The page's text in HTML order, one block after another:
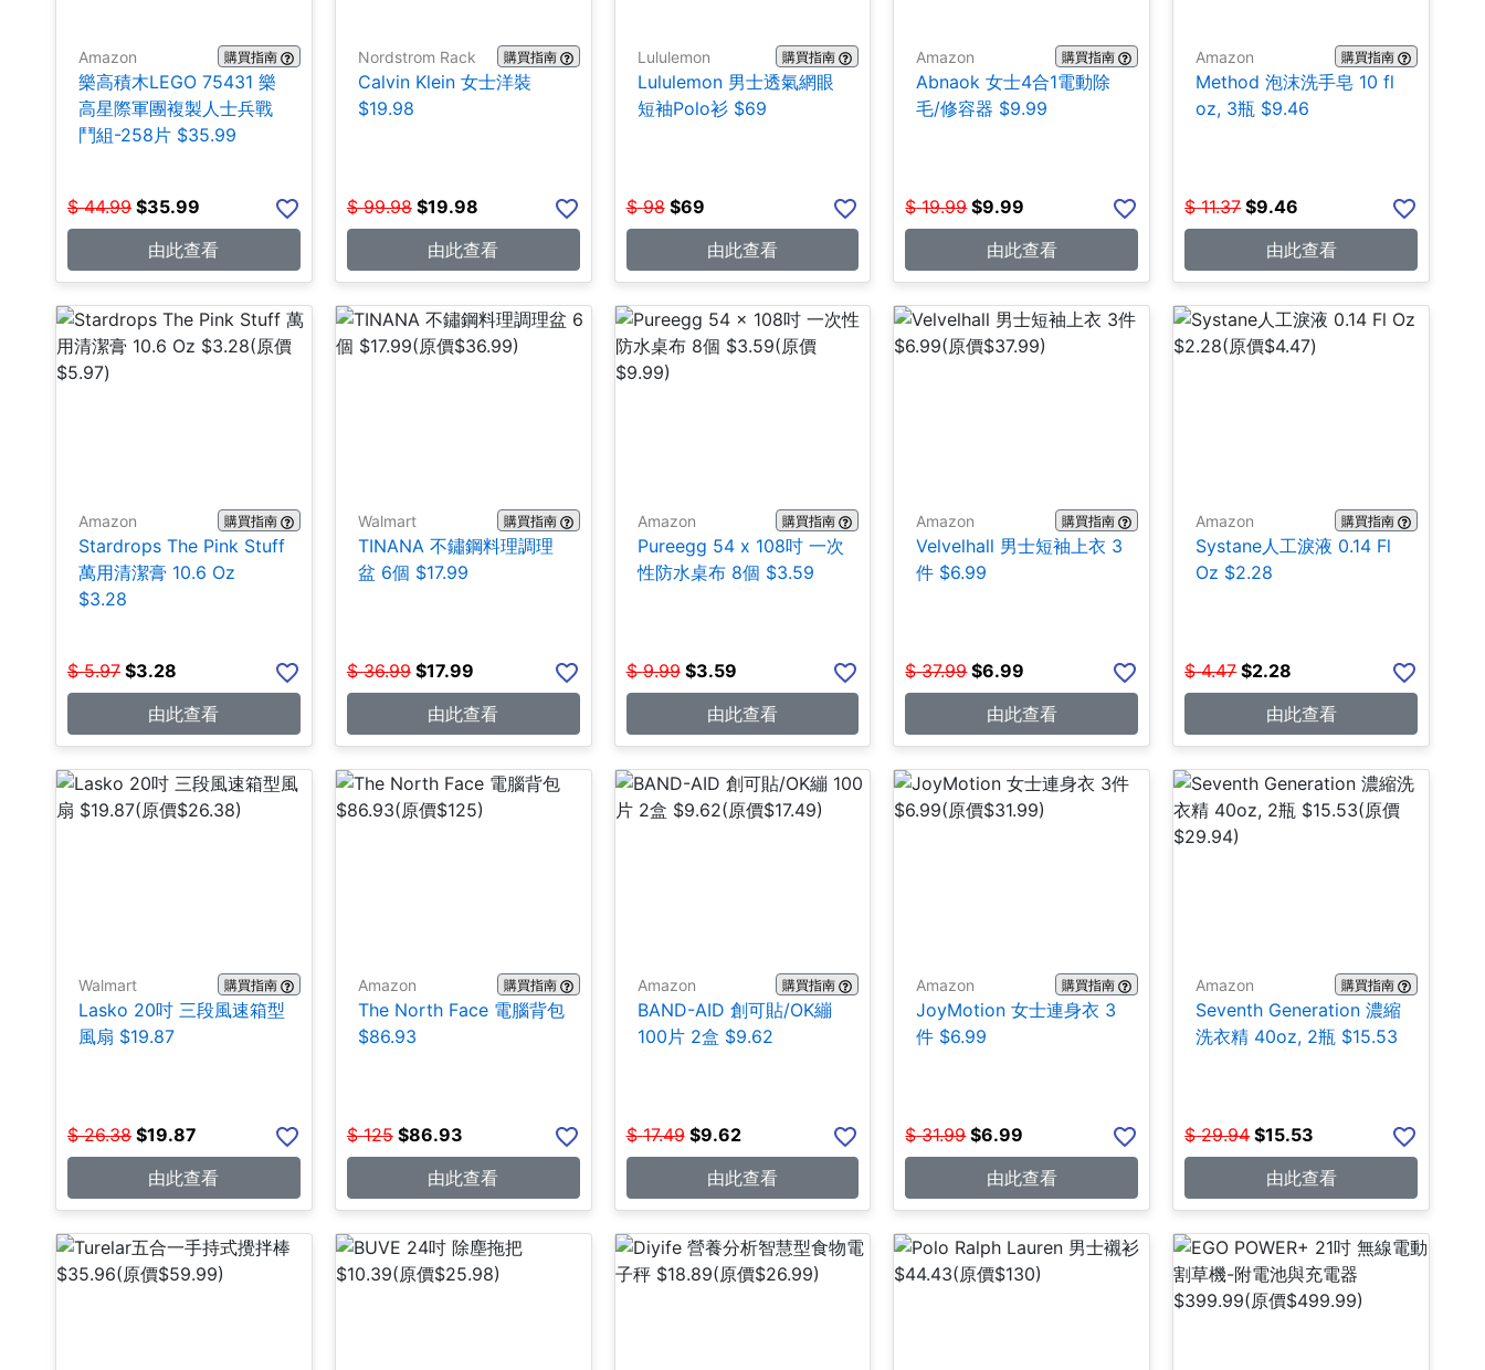
Amazon 購買指南
樂高積木LEGO 75431 樂
高星際軍團複製人士兵戰
鬥組-258片 $35.99
$ 44.99 $35.99
由此查看
Nordstrom Rack 購買指南
Calvin Klein 女士洋裝
$19.98
$ 99.98 $19.98
由此查看
Lululemon 購買指南
Lululemon 男士透氣網眼
短袖Polo衫 $69
$ 98 $69
由此查看
Amazon 購買指南
Abnaok 女士4合1電動除
毛/修容器 $9.99
$ 19.99 $9.99
由此查看
Amazon 購買指南
Method 泡沫洗手皂 10 fl
oz, 3瓶 $9.46
$ 11.37 $9.46
由此查看
Amazon 購買指南
Stardrops The Pink Stuff
萬用清潔膏 10.6 Oz
$3.28
$ 5.97 $3.28
由此查看
Walmart 購買指南
TINANA 不鏽鋼料理調理
盆 6個 $17.99
$ 36.99 $17.99
由此查看
Amazon 購買指南
Pureegg 54 x 108吋 一次
性防水桌布 8個 $3.59
$ 9.99 $3.59
由此查看
Amazon 購買指南
Velvelhall 男士短袖上衣 3
件 $6.99
$ 37.99 $6.99
由此查看
Amazon 購買指南
Systane人工淚液 0.14 Fl
Oz $2.28
$ 4.47 $2.28
由此查看
Walmart 購買指南
Lasko 20吋 三段風速箱型
風扇 $19.87
$ 26.38 $19.87
由此查看
Amazon 購買指南
The North Face 電腦背包
$86.93
$ 125 $86.93
由此查看
Amazon 購買指南
BAND-AID 創可貼/OK繃
100片 2盒 $9.62
$ 17.49 $9.62
由此查看
Amazon 購買指南
JoyMotion 女士連身衣 3
件 $6.99
$ 31.99 $6.99
由此查看
Amazon 購買指南
Seventh Generation 濃縮
洗衣精 40oz, 2瓶 $15.53
$ 29.94 $15.53
由此查看